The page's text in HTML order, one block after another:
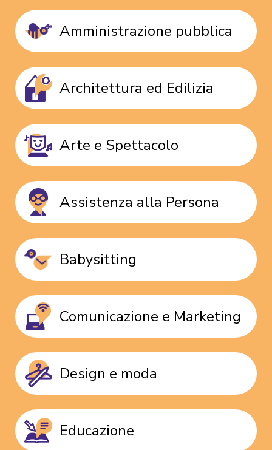
Amministrazione pubblica
Architettura ed Edilizia
Arte e Spettacolo
Assistenza alla Persona
Babysitting
Comunicazione e Marketing
Design e moda
Educazione